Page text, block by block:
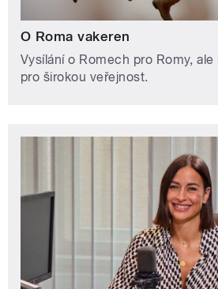
O Roma vakeren
Vysílání o Romech pro Romy,
pro širokou veřejnost.